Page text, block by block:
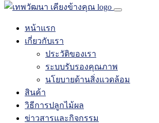
หน้าแรก
เกี่ยวกับเรา
ประวัติของเรา
ระบบรับรองคุณภาพ
นโยบายด้านสิ่งแวดล้อม
สินค้า
วิธีการปลูกไม้ผล
ข่าวสารและกิจกรรม